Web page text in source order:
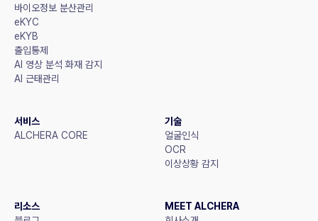
바이오정보 분산관리
eKYC
eKYB
출입통제
AI 영상 분석 화재 감지
AI 근태관리
서비스
ALCHERA CORE
기술
얼굴인식
OCR
이상상황 감지
리소스
MEET ALCHERA